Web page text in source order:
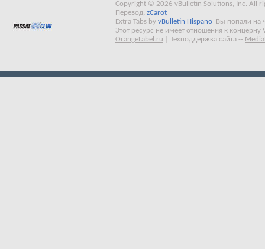
Copyright © 2026 vBulletin Solutions, Inc. All
Перевод: zCarot
Extra Tabs by vBulletin Hispano
Вы попали на
Этот ресурс не имеет отношения к концерну
OrangeLabel.ru
Техподдержка сайта --